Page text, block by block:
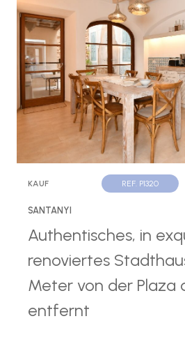
KAUF REF. P1320
SANTANYI
Authentisches, in
renoviertes
Meter von der Plaza
entfernt